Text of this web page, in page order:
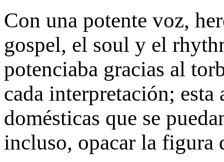
Con una potente voz,
gospel, el soul y el
potenciaba gracias al
cada interpretación;
domésticas que se
incluso, opacar la figura